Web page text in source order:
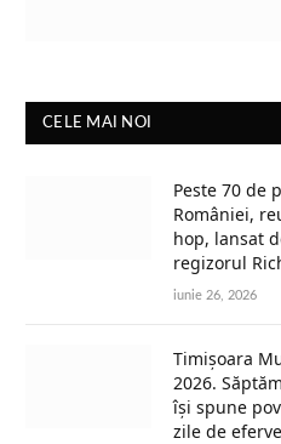
CELE MAI NOI
Peste 70 de
României,
hop, lansat
regizorul
iunie 26, 2026
Timișoara
2026.
își spune
zile de